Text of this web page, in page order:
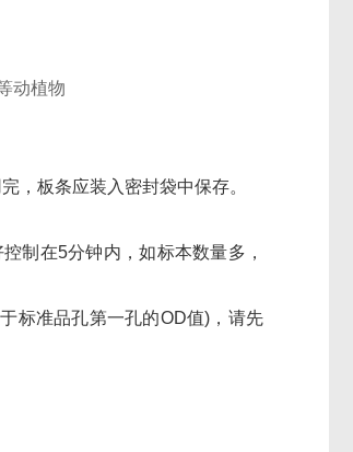
动植物
，板条应装入密封袋中保存。
制在5分钟内，如标本数量多，
标准品孔第一孔的OD值)，请先